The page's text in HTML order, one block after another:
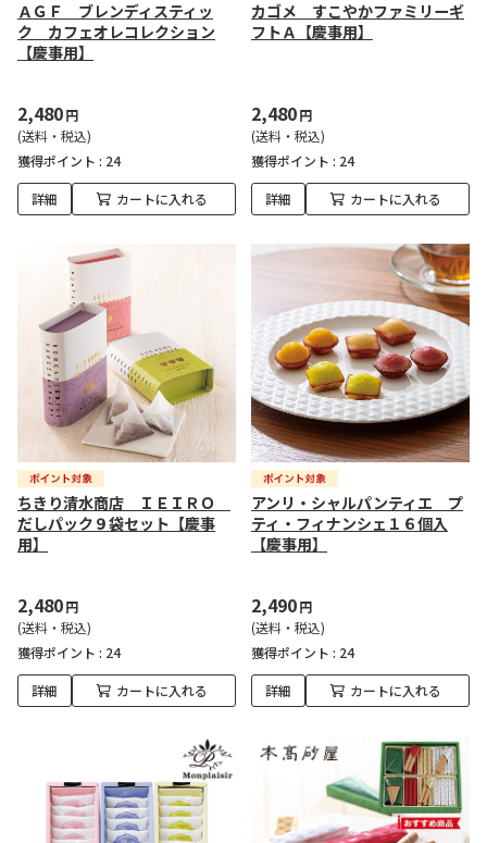
ＡＧＦ ブレンディスティッ
ク カフェオレコレクション
【慶事用】
2,480円
(送料・税込)
獲得ポイント : 24
詳細 カートに入れる
カゴメ すこやかファミリーギ
フトＡ【慶事用】
2,480円
(送料・税込)
獲得ポイント : 24
詳細 カートに入れる
ちきり清水商店 ＩＥＩＲＯ
だしパック９袋セット【慶事
用】
2,480円
(送料・税込)
獲得ポイント : 24
詳細 カートに入れる
アンリ・シャルパンティエ プ
ティ・フィナンシェ１６個入
【慶事用】
2,490円
(送料・税込)
獲得ポイント : 24
詳細 カートに入れる